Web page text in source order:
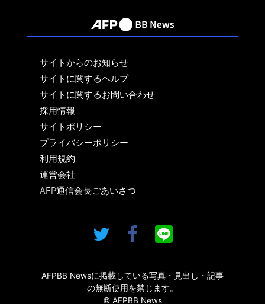
サイトからのお知らせ
サイトに関するヘルプ
サイトに関するお問い合わせ
採用情報
サイトポリシー
プライバシーポリシー
利用規約
運営会社
AFP通信会長ごあいさつ
AFPBB Newsに掲載している写真・見出し・記事
の無断使用を禁じます。
© AFPBB News